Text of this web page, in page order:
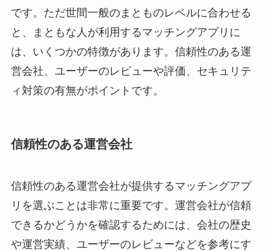
です。ただ世間一般のまとものレベルに合わせる
と、まともな人が利用するマッチングアプリに
は、いくつかの特徴があります。信頼性のある運
営会社、ユーザーのレビューや評価、セキュリテ
ィ対策の有無がポイントです。
信頼性のある運営会社
信頼性のある運営会社が提供するマッチングアプ
リを選ぶことは非常に重要です。運営会社が信頼
できるかどうかを確認するためには、会社の歴史
や運営実績、ユーザーのレビューなどを参考にす